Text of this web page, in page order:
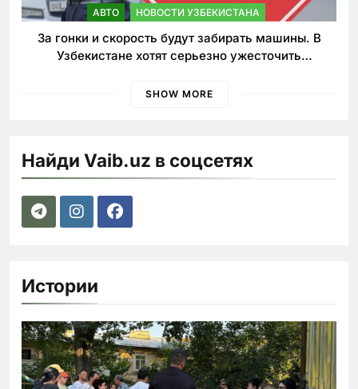
АВТО НОВОСТИ УЗБЕКИСТАНА
За гонки и скорость будут забирать машины. В
Узбекистане хотят серьезно ужесточить
SHOW MORE
Найди Vaib.uz в соцсетях
Истории